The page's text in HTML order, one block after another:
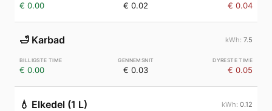
€ 0.00 € 0.02 € 0.04
🛁 Karbad 7.5
€ 0.00 € 0.03 € 0.05
💧 Elkedel (1 L) 0.12